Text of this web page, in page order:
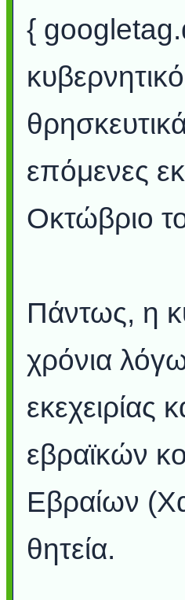
{
επόμενες
Οκτώβριο
Πάντως, η
χρόνια
εβραϊκών
Εβραίων
θητεία.